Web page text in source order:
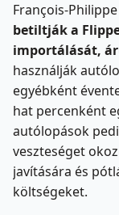
François-
betiltják a
importálását,
használják
egyébként
hat percenként
autólopások
veszteséget
javítására és
költségeket.